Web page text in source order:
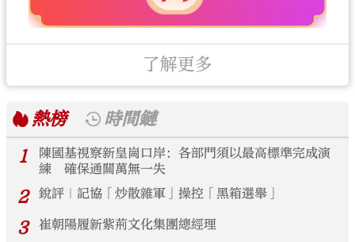
了解更多
熱榜
時間鏈
1
陳國基視察新皇崗口岸：各部門須以最高標準完成演
練 確保通關萬無一失
2 銳評｜記協「炒散雜軍」操控「黑箱選舉」
3 崔朝陽履新紫荊文化集團總經理